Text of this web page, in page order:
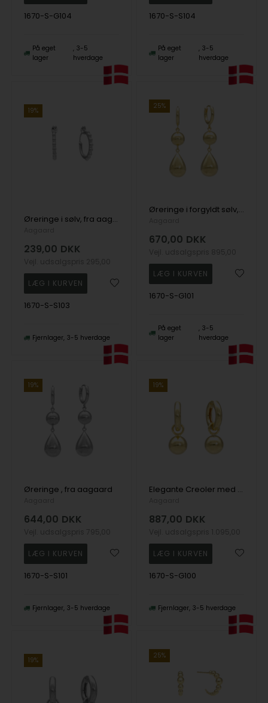
1670-S-G104
På eget
lager
3-5
hverdage
1670-S-S104
På eget
lager
3-5
hverdage
19%
Øreringe i sølv, fra aagaard
239,00 DKK
1670-S-S103
Fjernlager 3-5 hverdage
25%
Øreringe i forgyldt sølv, fra Aagaard
670,00 DKK
1670-S-G101
På eget
lager
3-5
hverdage
19%
Øreringe , fra aagaard
644,00 DKK
1670-S-S101
Fjernlager 3-5 hverdage
19%
Elegante Creoler med Kugle i Forgyldt Sterling Sølv
887,00 DKK
1670-S-G100
Fjernlager 3-5 hverdage
19%
25%